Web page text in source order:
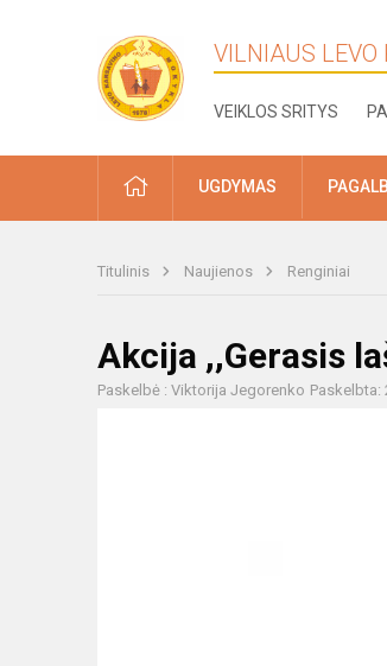
VILNIAUS
VEIKLOS SRITYS
PRADŽIAUGDYMAS
Titulinis Naujienos Renginiai
Akcija ,,Gerasis
Paskelbė : Viktorija Jegorenko Paskelbta: